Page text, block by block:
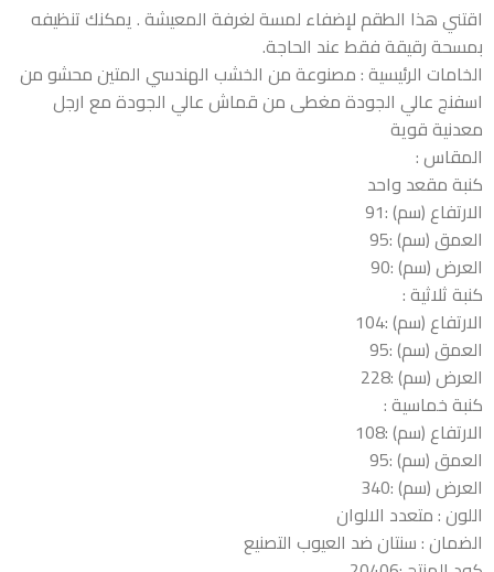
اقتني هذا الطقم لإضفاء لمسة لغرفة المعيشة . يمكنك تنظيفه
بمسحة رقيقة فقط عند الحاجة.
الخامات الرئيسية : مصنوعة من الخشب الهندسي المتين محشو من
اسفنج عالي الجودة مغطى من قماش عالي الجودة مع ارجل
معدنية قوية
المقاس :
كنبة مقعد واحد
الارتفاع (سم) :91
العمق (سم) :95
العرض (سم) :90
كنبة ثلاثية :
الارتفاع (سم) :104
العمق (سم) :95
العرض (سم) :228
كنبة خماسية :
الارتفاع (سم) :108
العمق (سم) :95
العرض (سم) :340
اللون : متعدد الالوان
الضمان : سنتان ضد العيوب التصنيع